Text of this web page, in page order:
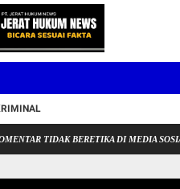
TIDAK BERETIKA DI MEDIA SOSIAL